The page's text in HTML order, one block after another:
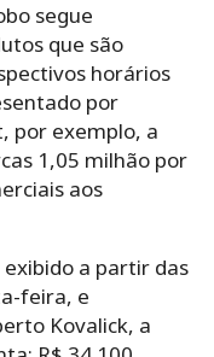
segue
que são
horários
por
por exemplo, a
1,05 milhão por
aos
a partir das
feira, e
Kovalick, a